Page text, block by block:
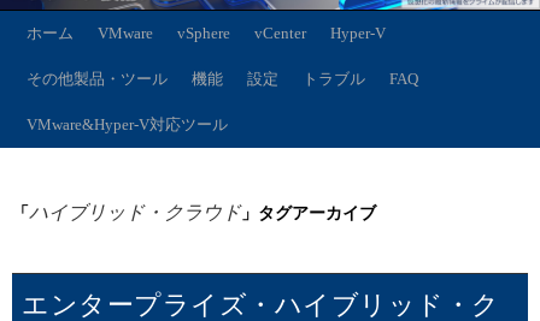
ホーム VMware vSphere vCenter Hyper-V
その他製品・ツール 機能 設定 トラブル FAQ
VMware&Hyper-V対応ツール
「ハイブリッド・クラウド」タグアーカイブ
エンタープライズ・ハイブリッド・ク